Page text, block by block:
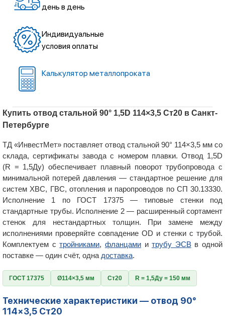
день в день
Индивидуальные
условия оплаты
Калькулятор металлопроката
Купить отвод стальной 90° 1,5D 114×3,5 Ст20 в Санкт-
Петербурге
ТД «ИнвестМет» поставляет отвод стальной 90° 114×3,5 мм со
склада, сертификаты завода с номером плавки. Отвод 1,5D
(R = 1,5Ду) обеспечивает плавный поворот трубопровода с
минимальной потерей давления — стандартное решение для
систем ХВС, ГВС, отопления и паропроводов по СП 30.13330.
Исполнение 1 по ГОСТ 17375 — типовые стенки под
стандартные трубы. Исполнение 2 — расширенный сортамент
стенок для нестандартных толщин. При замене между
исполнениями проверяйте совпадение OD и стенки с трубой.
Комплектуем стройниками, фланцамиитрубу ЭСВв одной
поставке — один счёт, одна доставка.
ГОСТ 17375 Ø114×3,5 мм Ст20 R = 1,5Ду = 150 мм
Технические характеристики — отвод 90°
114×3,5 Ст20